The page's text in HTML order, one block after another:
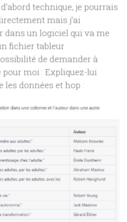
technique, je pourrais
mais j’ai
dans un logiciel qui va me
fichier tableur
de demander à
pour moi : Expliquez-lui
données et hop :